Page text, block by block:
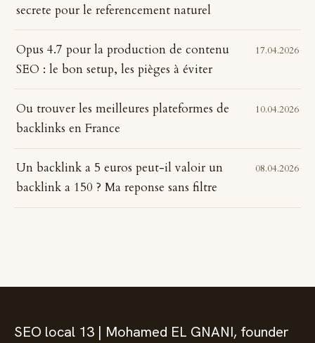
secrete pour le referencement naturel
Opus 4.7 pour la production de contenu
SEO : le bon setup, les pièges à éviter
17.04.2026
Ou trouver les meilleures plateformes de
backlinks en France
10.04.2026
Un backlink a 5 euros peut-il valoir un
backlink a 150 ? Ma reponse sans filtre
08.04.2026
SEO local 13 | Mohamed EL GNANI, founder